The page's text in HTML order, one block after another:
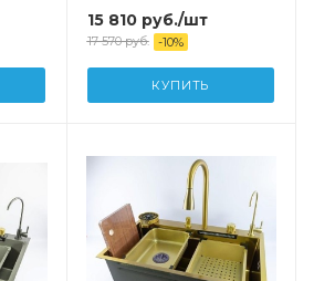
15 810руб./шт
17 570руб. -10%
КУПИТЬ